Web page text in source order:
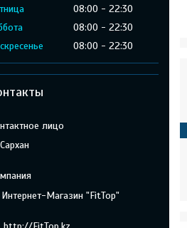
08:00
22:30
08:00
22:30
08:00 22:30
Сархан
Интернет-Магазин "FitTop"